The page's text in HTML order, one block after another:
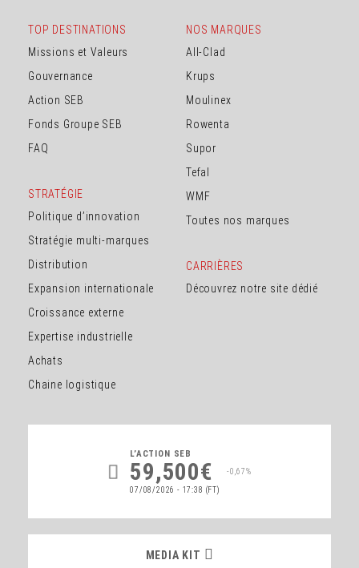
TOP DESTINATIONS
Missions et Valeurs
Gouvernance
Action SEB
Fonds Groupe SEB
FAQ
STRATÉGIE
Politique d’innovation
Stratégie multi-marques
Distribution
Expansion internationale
Croissance externe
Expertise industrielle
Achats
Chaine logistique
NOS MARQUES
All-Clad
Krups
Moulinex
Rowenta
Supor
Tefal
WMF
Toutes nos marques
CARRIÈRES
Découvrez notre site dédié
L’ACTION SEB
59,500€
07/08/2026 - 17:38 (FT)
-0,67%
MEDIA KIT
MEDIA KIT